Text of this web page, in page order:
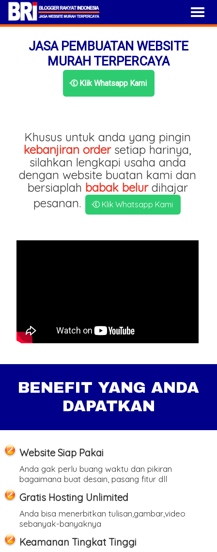
JASA PEMBUATAN WEBSITE
MURAH TERPERCAYA
Klik Whatsapp Kami
Khusus untuk anda yang pingin
kebanjiran ordersetiap harinya,
silahkan lengkapi usaha anda
dengan website buatan kami dan
bersiaplah babak belurdihajar
pesanan.
Klik Whatsapp Kami
BENEFIT YANG ANDA
DAPATKAN
Website Siap Pakai
Anda gak perlu buang waktu dan pikiran
bagaimana buat desain, pasang fitur dll
Gratis Hosting Unlimited
Anda bisa menerbitkan tulisan,gambar,video
sebanyak-banyaknya
Keamanan Tingkat Tinggi